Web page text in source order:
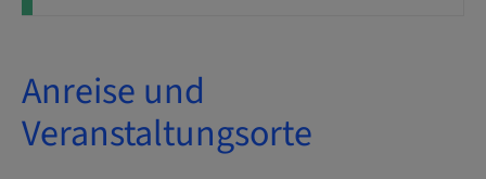
Anreise und
Veranstaltungsorte